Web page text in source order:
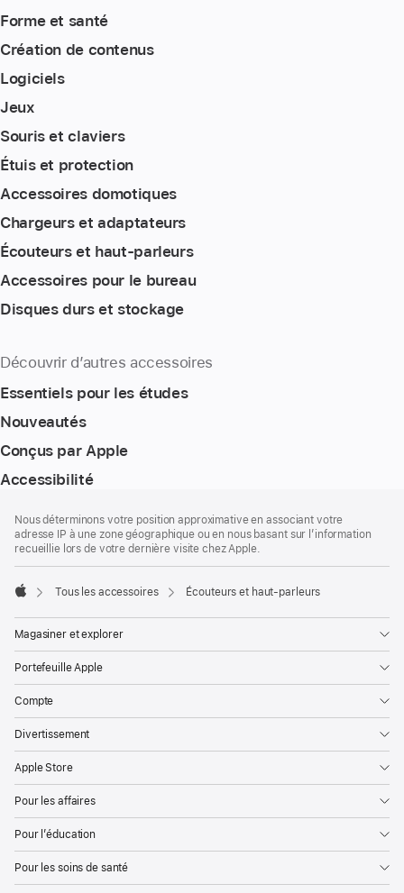
Forme et santé
Création de contenus
Logiciels
Jeux
Souris et claviers
Étuis et protection
Accessoires domotiques
Chargeurs et adaptateurs
Écouteurs et haut-parleurs
Accessoires pour le bureau
Disques durs et stockage
Découvrir d’autres accessoires
Essentiels pour les études
Nouveautés
Conçus par Apple
Accessibilité
de
page
de
bas
Nous déterminons votre position approximative en associant votre
adresse IP à une zone géographique ou en nous basant sur l’information
recueillie lors de votre dernière visite chez Apple.
Tous les accessoires Écouteurs et haut-parleurs
Magasiner et explorer
Portefeuille Apple
Compte
Divertissement
Apple Store
Pour les affaires
Pour l’éducation
Pour les soins de santé